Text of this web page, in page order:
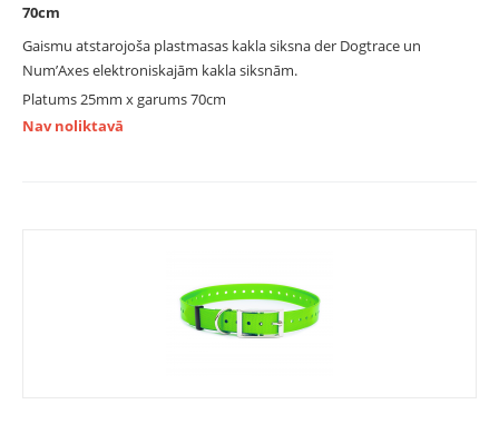
70cm
Gaismu atstarojoša plastmasas kakla siksna der Dogtrace un
Num’Axes elektroniskajām kakla siksnām.
Platums 25mm x garums 70cm
Nav noliktavā